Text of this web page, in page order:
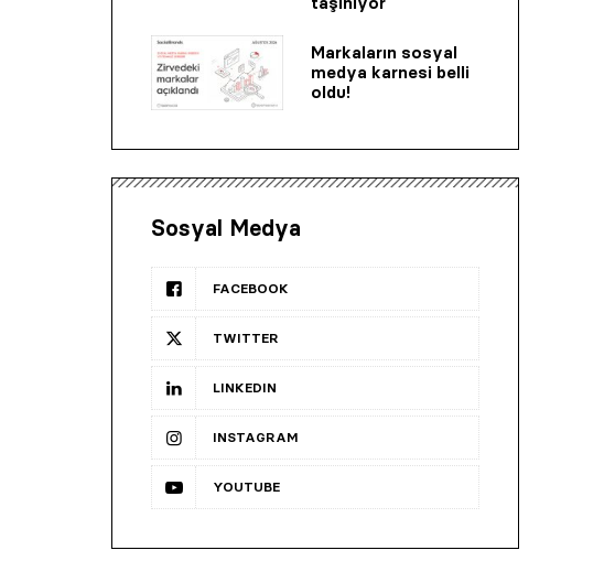
Markaların sosyal
medya karnesi belli
oldu!
Sosyal Medya
FACEBOOK
TWITTER
LINKEDIN
INSTAGRAM
YOUTUBE